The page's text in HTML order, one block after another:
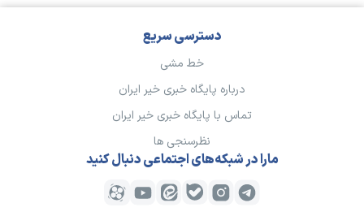
دسترسی سریع
خط مشی
درباره پایگاه خبری خیر ایران
تماس با پایگاه خبری خیر ایران
نظرسنجی ها
مارا در شبکه‌های اجتماعی دنبال کنید